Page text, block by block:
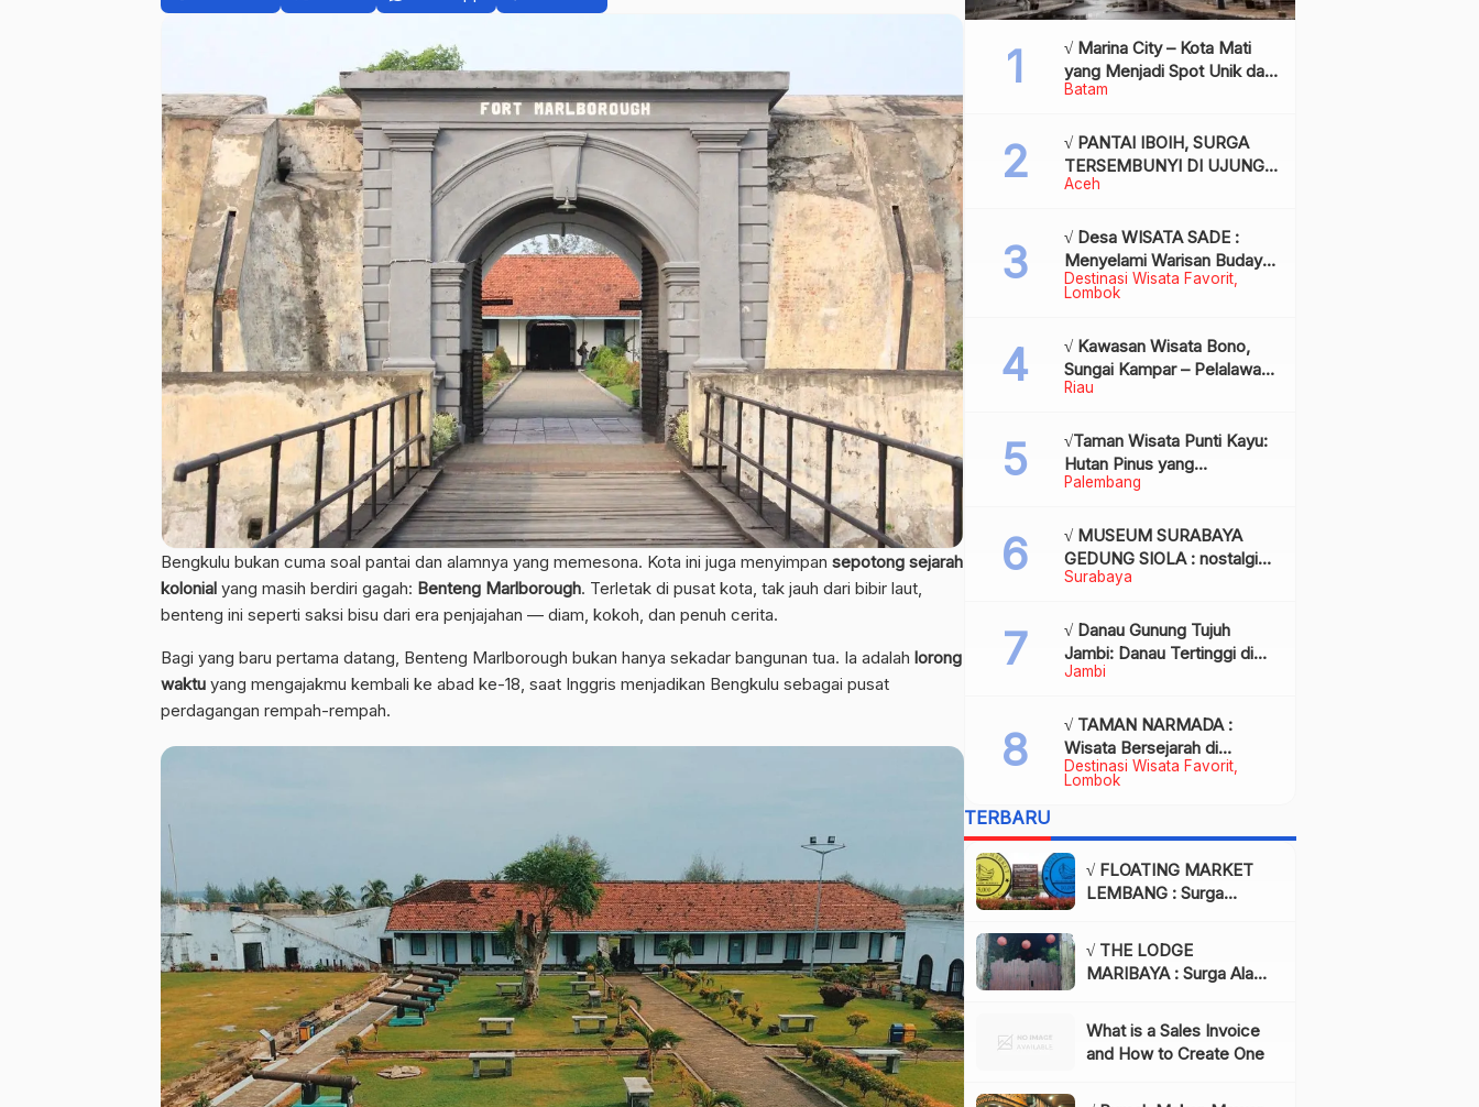
Bengkulu bukan cuma soal pantai dan alamnya yang memesona. Kota ini juga menyimpan sepotong sejarah
kolonial yang masih berdiri gagah: Benteng Marlborough. Terletak di pusat kota, tak jauh dari bibir laut,
benteng ini seperti saksi bisu dari era penjajahan — diam, kokoh, dan penuh cerita.
Bagi yang baru pertama datang, Benteng Marlborough bukan hanya sekadar bangunan tua. Ia adalah lorong
waktu yang mengajakmu kembali ke abad ke-18, saat Inggris menjadikan Bengkulu sebagai pusat
perdagangan rempah-rempah.
Batam
√ Marina City – Kota Mati
yang Menjadi Spot Unik dan
Bersejarah di Batam,
Aceh
√ PANTAI IBOIH, SURGA
TERSEMBUNYI DI UJUNG
BARAT INDONESIA
Destinasi Wisata Favorit
Lombok
√ Desa WISATA SADE :
Menyelami Warisan Budaya
Suku Sasak di Jantung
Riau
√ Kawasan Wisata Bono,
Sungai Kampar – Pelalawan:
Fenomena Ombak di
Mendunia, Review & Info
Palembang
√Taman Wisata Punti Kayu:
Hutan Pinus yang
Menyegarkan di Tengah
Surabaya
√ MUSEUM SURABAYA
GEDUNG SIOLA : nostalgia
dalam balutan modernitas di
Review & Info
Jambi
√ Danau Gunung Tujuh
Jambi: Danau Tertinggi di
Asia Tenggara, Tiket, Rute,
Destinasi Wisata Favorit
Lombok
√ TAMAN NARMADA :
Wisata Bersejarah di
Lombok yang Memukau
TERBARU
√ FLOATING MARKET
LEMBANG : Surga
di Bandung yang Wajib
Dikunjungi, Info & Harga
Tiket
√ THE LODGE
MARIBAYA : Surga Alam
Lembang yang Wajib
Dikunjungi!, Info & Harga
Tiket
What is a Sales Invoice
and How to Create One